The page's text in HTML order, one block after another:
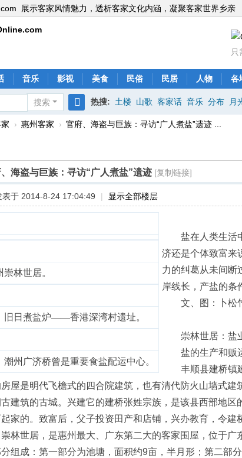
展示客家风情魅力，透析客家文化内涵，凝聚客家世界乡亲
只
音乐 影视 美食 民俗 民居 人物 各
搜索
搜
热搜: 土楼 山歌 客家话 音乐 分布 月
› 惠州客家 › 官府、海盗与巨族：寻访“广人煮盐”遗迹 ...
海盗与巨族：寻访“广人煮盐”遗迹 [复制链接]
表于 2014-8-24 17:04:49 | 显示全部楼层
崇林世居。
煮盐炉——香港深湾村遗址。
广济桥曾是重要食盐配运中心。
盐在人类生活中
济还是个体致富来
力的纠葛从未间断
岸线长，产盐的条
文、图：卜松
崇林世居：盐
盐的生产和贩运
丰顺县建桥镇建
屋是明代飞檐式的四合院建筑，也有清代防火山墙式
建筑的古城。兴建它的建桥张姓宗族，是该县西部地
家的。致富后，父子投资田产和店铺，兴办教育，令
世居，是惠州最大、广东第二大的客家围屋，位于广
组成：第一部分为池塘，面积约9亩，半月形；第二部